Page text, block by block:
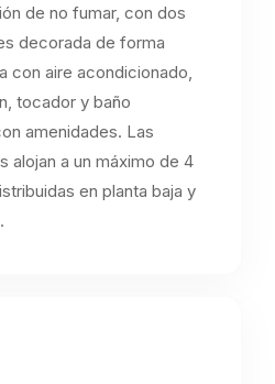
de no fumar, con dos
decorada de forma
con aire acondicionado,
tocador y baño
amenidades. Las
alojan a un máximo de 4
en planta baja y